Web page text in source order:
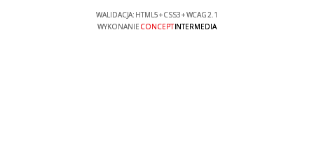
WALIDACJA: HTML5+CSS3+WCAG 2.1
WYKONANIE CONCEPTINTERMEDIA